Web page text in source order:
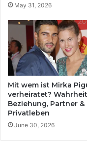
May 31, 2026
Mit wem ist Mirka
verheiratet?
Beziehung, Partner &
Privatleben
June 30, 2026